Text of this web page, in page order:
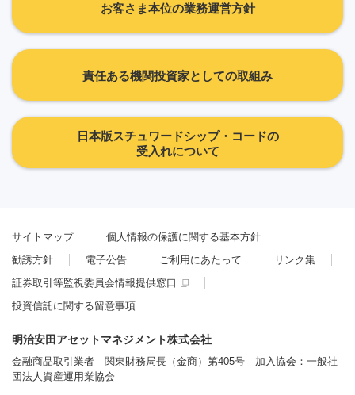
お客さま本位の業務運営方針
責任ある機関投資家としての取組み
日本版スチュワードシップ・コードの
受入れについて
サイトマップ
個人情報の保護に関する基本方針
勧誘方針
電子公告 ご利用にあたって
リンク集
証券取引等監視委員会情報提供窓口
投資信託に関する留意事項
明治安田アセットマネジメント株式会社
金融商品取引業者 関東財務局長（金商）第405号 加入協会：一般社
団法人資産運用業協会